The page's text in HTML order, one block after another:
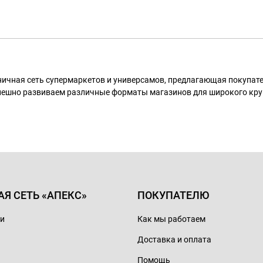
сеть супермаркетов и универсамов, предлагающая
развиваем различные форматы магазинов для широкого
СЕТЬ «АПЕКС» ПОКУПАТЕЛЮ
Как мы работаем
Доставка и оплата
Помощь